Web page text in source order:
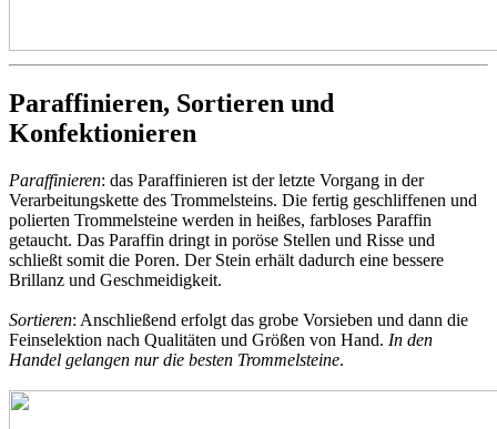
Paraffinieren, Sortieren und
Konfektionieren
Paraffinieren: das Paraffinieren ist der letzte Vorgang in der
Verarbeitungskette des Trommelsteins. Die fertig geschliffenen und
polierten Trommelsteine werden in heißes, farbloses Paraffin
getaucht. Das Paraffin dringt in poröse Stellen und Risse und
schließt somit die Poren. Der Stein erhält dadurch eine bessere
Brillanz und Geschmeidigkeit.
Sortieren: Anschließend erfolgt das grobe Vorsieben und dann die
Feinselektion nach Qualitäten und Größen von Hand. In den
Handel gelangen nur die besten Trommelsteine.